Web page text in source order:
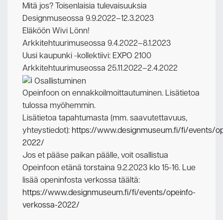
Mitä jos? Toisenlaisia tulevaisuuksia
Designmuseossa 9.9.2022–12.3.2023
Eläköön Wivi Lönn!
Arkkitehtuurimuseossa 9.4.2022–8.1.2023
Uusi kaupunki -kollektiivi: EXPO 2100
Arkkitehtuurimuseossa 25.11.2022–2.4.2022
Osallistuminen
Opeinfoon on ennakkoilmoittautuminen. Lisätietoa
tulossa myöhemmin.
Lisätietoa tapahtumasta (mm. saavutettavuus,
yhteystiedot): https://www.designmuseum.fi/fi/events/
2022/
Jos et pääse paikan päälle, voit osallistua
Opeinfoon etänä torstaina 9.2.2023 klo 15-16. Lue
lisää openinfosta verkossa täältä:
https://www.designmuseum.fi/fi/events/opeinfo-
verkossa-2022/